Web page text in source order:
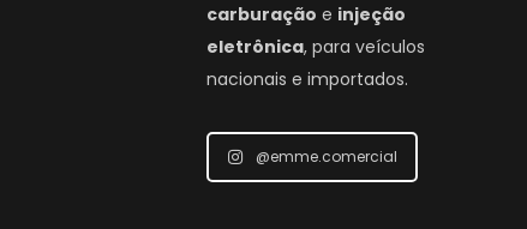
carburação e injeção
eletrônica, para veículos
nacionais e importados.
@emme.comercial